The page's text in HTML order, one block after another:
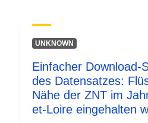
Typ:
http://
UNKNOWN
Einfacher Download-
des Datensatzes:
Nähe der ZNT im
et-Loire eingehalten